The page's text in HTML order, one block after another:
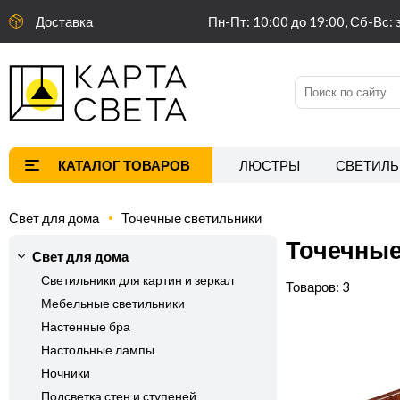
Доставка Пн-Пт: 10:00 до 19:00, Сб-Вс:
ЛЮСТРЫ
Свет для дома Точечные светильники
Свет для дома
Светильники для картин и зеркал
Мебельные светильники
Настенные бра
Настольные лампы
Ночники
Подсветка стен и ступеней
3